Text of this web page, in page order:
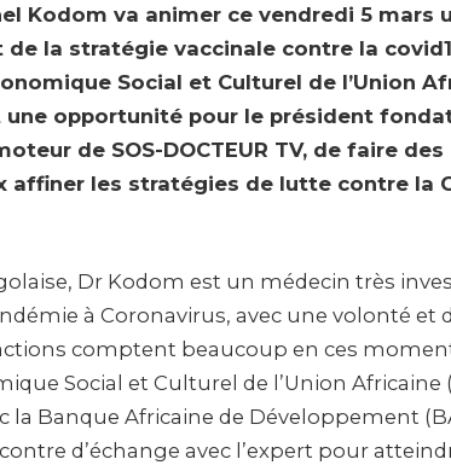
Kodom va animer ce vendredi 5 mars
la stratégie vaccinale contre la
Social et Culturel de l’Union
opportunité pour le président
de SOS-DOCTEUR TV, de faire
affiner les stratégies de lutte contre la
Dr Kodom est un médecin très
à Coronavirus, avec une volonté et
comptent beaucoup en ces
Social et Culturel de l’Union Africaine
la Banque Africaine de Développement
d’échange avec l’expert pour